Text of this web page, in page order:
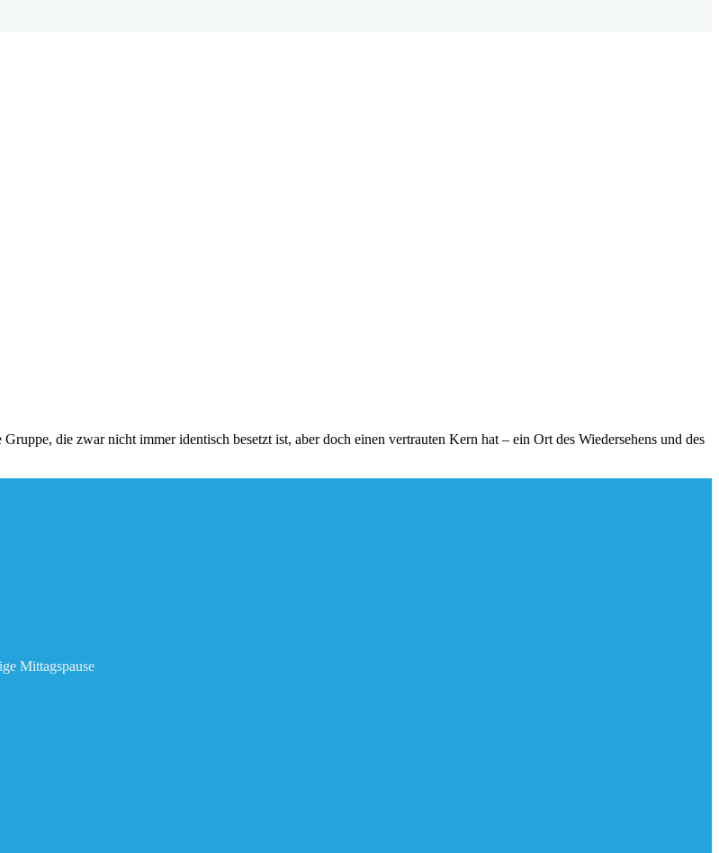
die zwar nicht immer identisch besetzt ist, aber doch einen vertrauten Kern hat – ein Ort des Wiedersehens und des
Mittagspause